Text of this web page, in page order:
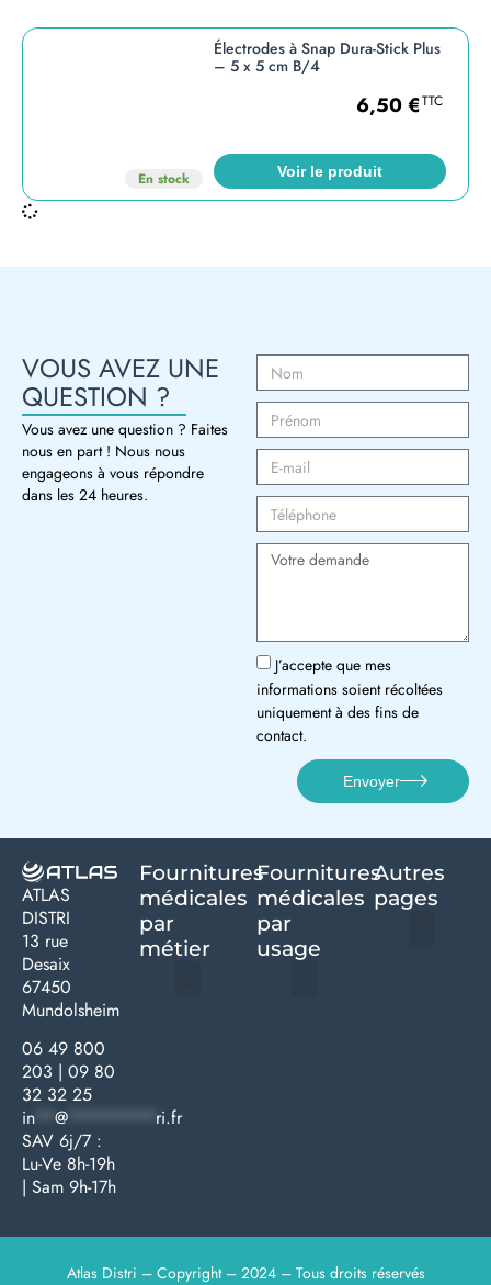
En stock
Électrodes à Snap Dura-Stick Plus
– 5 x 5 cm B/4
6,50€TTC
Voir le produit
VOUS AVEZ UNE
QUESTION ?
Vous avez une question ? Faites
nous en part ! Nous nous
engageons à vous répondre
dans les 24 heures.
J’accepte que mes
informations soient récoltées
uniquement à des fins de
contact.
Envoyer
ATLAS
DISTRI
13 rue
Desaix
67450
Mundolsheim
06 49 800
203 | 09 80
32 32 25
in
@
ri.fr
SAV 6j/7 :
Lu-Ve 8h-19h
| Sam 9h-17h
Fournitures
médicales
par
métier
Fournitures
médicales
par
usage ​
Autres
pages
Atlas Distri – Copyright – 2024 – Tous droits réservés